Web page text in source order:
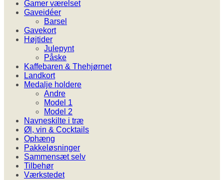
Gamer værelset
Gaveidéer
Barsel
Gavekort
Højtider
Julepynt
Påske
Kaffebaren & Thehjørnet
Landkort
Medalje holdere
Andre
Model 1
Model 2
Navneskilte i træ
Øl, vin & Cocktails
Ophæng
Pakkeløsninger
Sammensæt selv
Tilbehør
Værkstedet